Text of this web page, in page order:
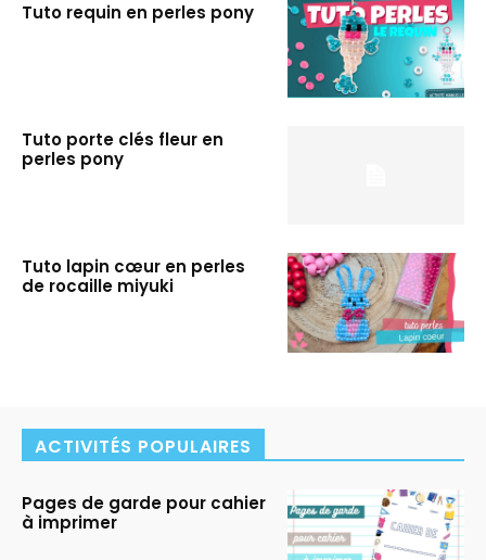
Tuto requin en perles pony
Tuto porte clés fleur en
perles pony
Tuto lapin cœur en perles
de rocaille miyuki
ACTIVITÉS POPULAIRES
Pages de garde pour cahier
à imprimer